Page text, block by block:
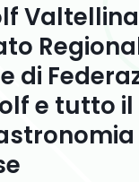
di
e tutto